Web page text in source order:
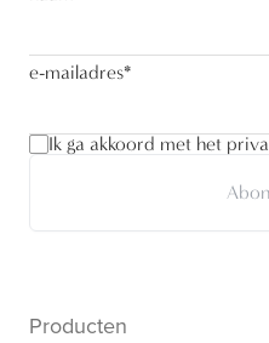
e-mailadres*
Ik ga akkoord met het
Producten